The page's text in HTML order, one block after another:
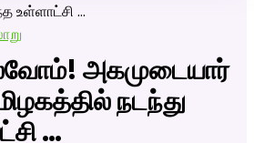
உள்ளாட்சி …
அகமுடையார்
நடந்து
…